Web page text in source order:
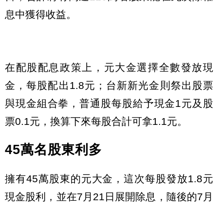
息中獲得收益。
在配股配息政策上，元大金選擇全數發放現
金，每股配出1.8元；台新新光金則祭出股票
與現金組合拳，普通股每股給予現金1元及股
票0.1元，換算下來每股合計可拿1.1元。
45萬名股東利多
擁有45萬股東的元大金，這次每股發放1.8元
現金股利，並在7月21日展開除息，隨後的7月